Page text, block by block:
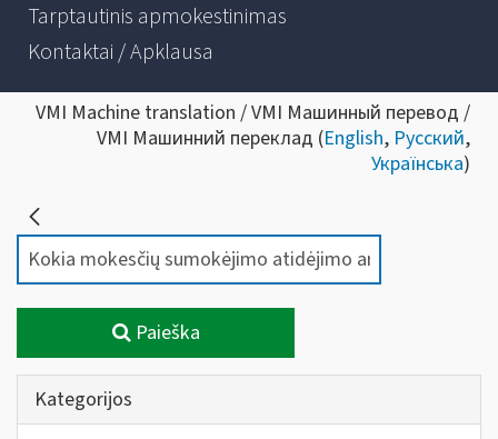
Tarptautinis apmokestinimas
Kontaktai / Apklausa
VMI Machine translation / VMI Машинный перевод /
VMI Машинний переклад (English, Русский,
Українська)
Paieška
Kategorijos